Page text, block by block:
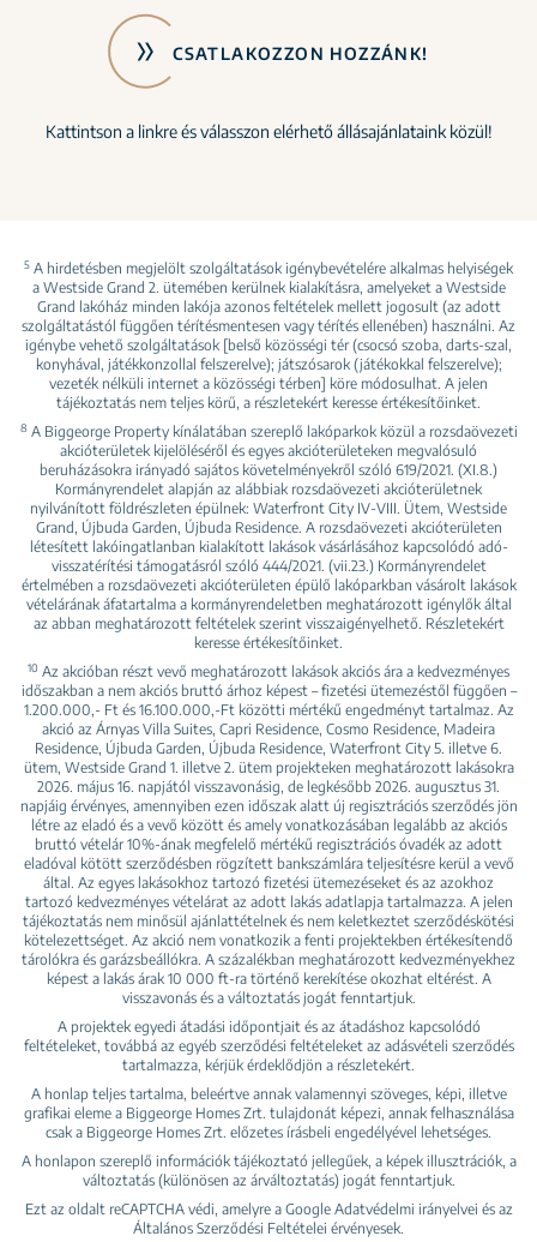
CSATLAKOZZON HOZZÁNK!
Kattintson a linkre és válasszon elérhető állásajánlataink közül!
5 A hirdetésben megjelölt szolgáltatások igénybevételére alkalmas helyiségek
a Westside Grand 2. ütemében kerülnek kialakításra, amelyeket a Westside
Grand lakóház minden lakója azonos feltételek mellett jogosult (az adott
szolgáltatástól függően térítésmentesen vagy térítés ellenében) használni. Az
igénybe vehető szolgáltatások [belső közösségi tér (csocsó szoba, darts-szal,
konyhával, játékkonzollal felszerelve); játszósarok (játékokkal felszerelve);
vezeték nélküli internet a közösségi térben] köre módosulhat. A jelen
tájékoztatás nem teljes körű, a részletekért keresse értékesítőinket.
8 A Biggeorge Property kínálatában szereplő lakóparkok közül a rozsdaövezeti
akcióterületek kijelöléséről és egyes akcióterületeken megvalósuló
beruházásokra irányadó sajátos követelményekről szóló 619/2021. (XI.8.)
Kormányrendelet alapján az alábbiak rozsdaövezeti akcióterületnek
nyilvánított földrészleten épülnek: Waterfront City IV-VIII. Ütem, Westside
Grand, Újbuda Garden, Újbuda Residence. A rozsdaövezeti akcióterületen
létesített lakóingatlanban kialakított lakások vásárlásához kapcsolódó adó-
visszatérítési támogatásról szóló 444/2021. (vii.23.) Kormányrendelet
értelmében a rozsdaövezeti akcióterületen épülő lakóparkban vásárolt lakások
vételárának áfatartalma a kormányrendeletben meghatározott igénylők által
az abban meghatározott feltételek szerint visszaigényelhető. Részletekért
keresse értékesítőinket.
10 Az akcióban részt vevő meghatározott lakások akciós ára a kedvezményes
időszakban a nem akciós bruttó árhoz képest – fizetési ütemezéstől függően –
1.200.000,- Ft és 16.100.000,-Ft közötti mértékű engedményt tartalmaz. Az
akció az Árnyas Villa Suites, Capri Residence, Cosmo Residence, Madeira
Residence, Újbuda Garden, Újbuda Residence, Waterfront City 5. illetve 6.
ütem, Westside Grand 1. illetve 2. ütem projekteken meghatározott lakásokra
2026. május 16. napjától visszavonásig, de legkésőbb 2026. augusztus 31.
napjáig érvényes, amennyiben ezen időszak alatt új regisztrációs szerződés jön
létre az eladó és a vevő között és amely vonatkozásában legalább az akciós
bruttó vételár 10%-ának megfelelő mértékű regisztrációs óvadék az adott
eladóval kötött szerződésben rögzített bankszámlára teljesítésre kerül a vevő
által. Az egyes lakásokhoz tartozó fizetési ütemezéseket és az azokhoz
tartozó kedvezményes vételárat az adott lakás adatlapja tartalmazza. A jelen
tájékoztatás nem minősül ajánlattételnek és nem keletkeztet szerződéskötési
kötelezettséget. Az akció nem vonatkozik a fenti projektekben értékesítendő
tárolókra és garázsbeállókra. A százalékban meghatározott kedvezményekhez
képest a lakás árak 10 000 ft-ra történő kerekítése okozhat eltérést. A
visszavonás és a változtatás jogát fenntartjuk.
A projektek egyedi átadási időpontjait és az átadáshoz kapcsolódó
feltételeket, továbbá az egyéb szerződési feltételeket az adásvételi szerződés
tartalmazza, kérjük érdeklődjön a részletekért.
A honlap teljes tartalma, beleértve annak valamennyi szöveges, képi, illetve
grafikai eleme a Biggeorge Homes Zrt. tulajdonát képezi, annak felhasználása
csak a Biggeorge Homes Zrt. előzetes írásbeli engedélyével lehetséges.
A honlapon szereplő információk tájékoztató jellegűek, a képek illusztrációk, a
változtatás (különösen az árváltoztatás) jogát fenntartjuk.
Ezt az oldalt reCAPTCHA védi, amelyre a Google Adatvédelmi irányelvei és az
Általános Szerződési Feltételei érvényesek.